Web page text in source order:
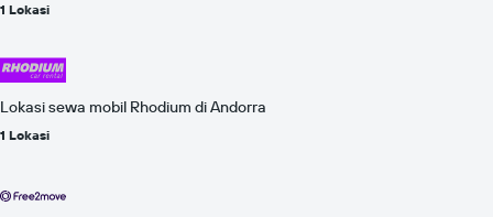
1 Lokasi
Lokasi sewa mobil Rhodium di Andorra
1 Lokasi